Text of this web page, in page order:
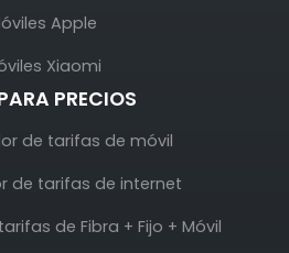
Apple
Xiaomi
PRECIOS
de tarifas de móvil
de tarifas de internet
de Fibra + Fijo + Móvil